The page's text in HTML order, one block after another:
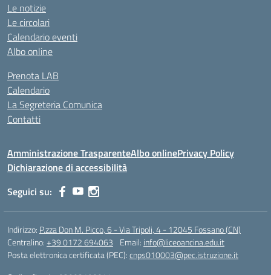
Le notizie
Le circolari
Calendario eventi
Albo online
Prenota LAB
Calendario
La Segreteria Comunica
Contatti
Amministrazione TrasparenteAlbo onlinePrivacy Policy
Dichiarazione di accessibilità
Seguici su:
Indirizzo: P.zza Don M. Picco, 6 - Via Tripoli, 4 - 12045 Fossano (CN)
Centralino:+39 0172 694063 Email: info@liceoancina.edu.it
Posta elettronica certificata (PEC):cnps010003@pec.istruzione.it